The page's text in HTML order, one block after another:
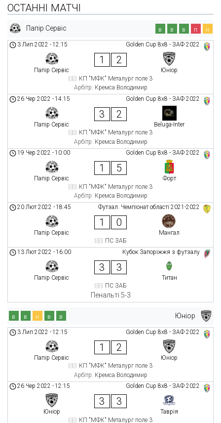
ОСТАННІ МАТЧІ
Папір Сервіс в в в п н
Golden Cup 8х8 - ЗАФ 2022
3 Лип 2022 -12:15
Папір Сервіс
1 2
Юніор
КП "МФК" Металург поле 3
Арбітр: Кремса Володимир
Golden Cup 8х8 - ЗАФ 2022
26 Чер 2022 -14:15
Папір Сервіс
3 2
Beluga-Inter
КП "МФК" Металург поле 3
Арбітр: Кремса Володимир
Golden Cup 8х8 - ЗАФ 2022
19 Чер 2022 -10:00
Папір Сервіс
1 5
Форт
КП "МФК" Металург поле 3
Арбітр: Кремса Володимир
Футзал. Чемпіонат області 2021-2022
20 Лют 2022 -18:45
Папір Сервіс
1 0
Мангал
ПС ЗАБ
Кубок Запоріжжя з футзалу
13 Лют 2022 -16:00
Папір Сервіс
3 3
Титан
ПС ЗАБ
Пенальті 5-3
Юніор
в в н в в
Golden Cup 8х8 - ЗАФ 2022
3 Лип 2022 -12:15
Папір Сервіс
1 2
Юніор
КП "МФК" Металург поле 3
Арбітр: Кремса Володимир
Golden Cup 8х8 - ЗАФ 2022
26 Чер 2022 -12:15
Юніор
3 3
Таврія
КП "МФК" Металург поле 3